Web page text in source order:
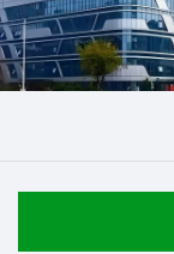
חיפוש